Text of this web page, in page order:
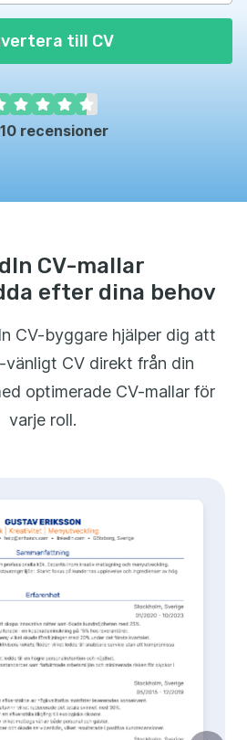
till CV
recensioner
CV-mallar
efter dina behov
CV-byggare hjälper dig att
vänligt CV direkt från din
optimerade CV-mallar för
varje roll.